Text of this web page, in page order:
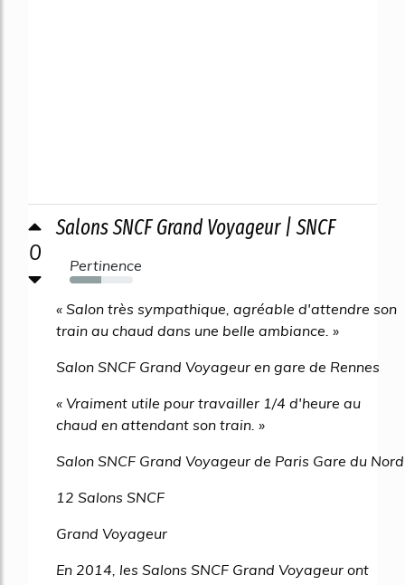
0
Salons SNCF Grand Voyageur | SNCF
Pertinence
50%
« Salon très sympathique, agréable d'attendre son
train au chaud dans une belle ambiance. »
Salon SNCF Grand Voyageur en gare de Rennes
« Vraiment utile pour travailler 1/4 d'heure au
chaud en attendant son train. »
Salon SNCF Grand Voyageur de Paris Gare du Nord
12 Salons SNCF
Grand Voyageur
En 2014, les Salons SNCF Grand Voyageur ont